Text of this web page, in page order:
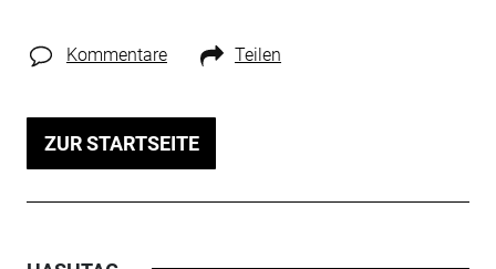
Kommentare Teilen
ZUR STARTSEITE